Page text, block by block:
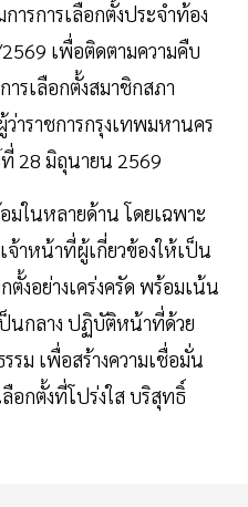
ารการเลือกตั้งประจำท้อง
เพื่อติดตามความคืบ
รเลือกตั้งสมาชิกสภา
าราชการกรุงเทพมหานคร
28 มิถุนายน 2569
ในหลายด้าน โดยเฉพาะ
าหน้าที่ผู้เกี่ยวข้องให้เป็น
งอย่างเคร่งครัด พร้อมเน้น
นกลาง ปฏิบัติหน้าที่ด้วย
รม เพื่อสร้างความเชื่อมั่น
อกตั้งที่โปร่งใส บริสุทธิ์